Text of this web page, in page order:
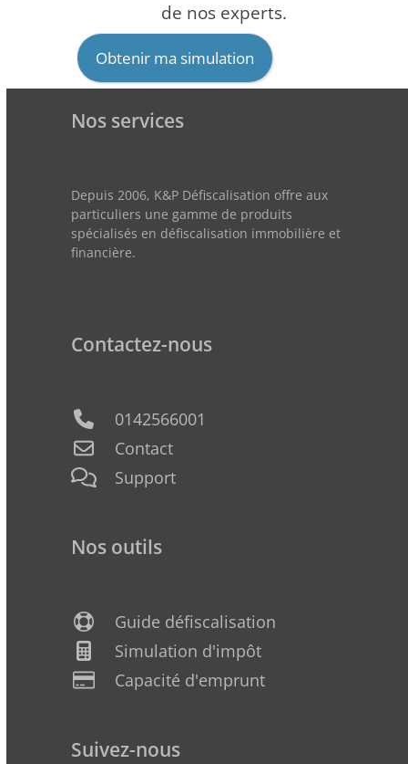
de nos experts.
Obtenir ma simulation
Nos services
Depuis 2006, K&P Défiscalisation offre aux
particuliers une gamme de produits
spécialisés en défiscalisation immobilière et
financière.
Contactez-nous
0142566001
Contact
Support
Nos outils
Guide défiscalisation
Simulation d'impôt
Capacité d'emprunt
Suivez-nous